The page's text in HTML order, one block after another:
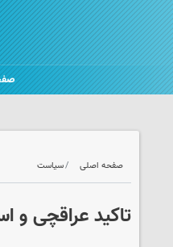
صفحه اصلی سیاست
تاکید عراقچی و